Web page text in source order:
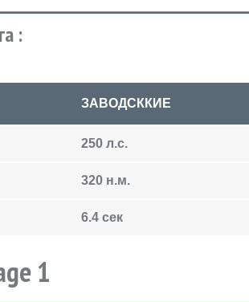
:
ЗАВОДСККИЕ
250 л.с.
320 н.м.
6.4 сек
1